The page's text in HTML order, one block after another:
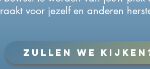
voor jezelf en anderen
Zullen we